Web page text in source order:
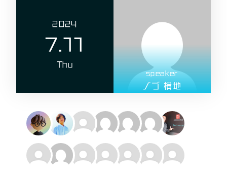
2024
7.11
Thu
speaker
ノブ 横地